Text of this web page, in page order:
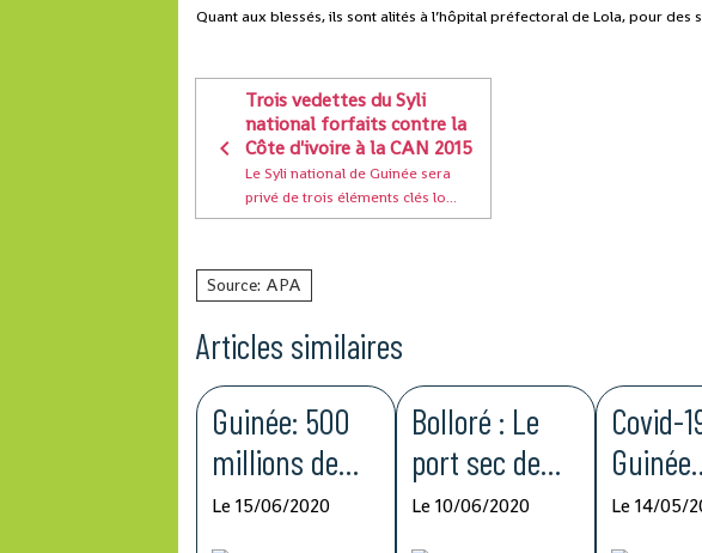
Quant aux blessés, ils sont alités à l’hôpital préfectoral de Lola, pour des
Trois vedettes du Syli
national forfaits contre la
Côte d'ivoire à la CAN 2015
Le Syli national de Guinée sera
privé de trois éléments clés lo...
Source: APA
Articles similaires
Guinée: 500
millions de
francs
guinéens du
Le 15/06/2020
Bolloré : Le
port sec de
Kagbelen pour
améliorer la
Le 10/06/2020
Covid-
Guinée
taux de
Le 14/05/